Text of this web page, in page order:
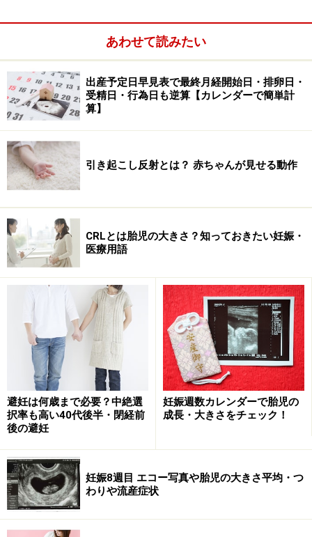
※記事内容は執筆時点のものです。最新の内容をご確認くださ
い。
見解によるものであり、全ての方への有効性を保証するものでは
ありません。体の不調を感じた場合は、適切な医療機関での受診
をおすすめいたします。当サイトで提供する情報に基づいて被っ
たいかなる損害についても、当社、各ガイド、その他当社と契約
した情報提供者は一切の責任を負いかねます。
1/2 次のページへ
あわせて読みたい
出産予定日早見表で最終月経開始日・排卵日・
受精日・行為日も逆算【カレンダーで簡単計
算】
引き起こし反射とは？ 赤ちゃんが見せる動作
CRLとは胎児の大きさ？知っておきたい妊娠・
医療用語
避妊は何歳まで必要？中絶選
択率も高い40代後半・閉経前
後の避妊
妊娠週数カレンダーで胎児の
成長・大きさをチェック！
妊娠8週目 エコー写真や胎児の大きさ平均・つ
わりや流産症状